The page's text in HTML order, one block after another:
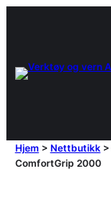
Hjem > Nettbutikk>
ComfortGrip 2000